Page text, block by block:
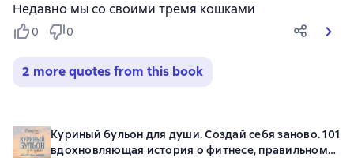
Недавно мы со своими тремя кошками
0 0
2 more quotes from this book
Куриный бульон для души. Создай себя заново. 101
вдохновляющая история о фитнесе, правильном